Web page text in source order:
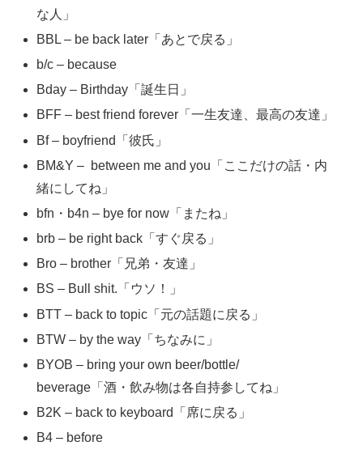
な人」
BBL – be back later「あとで戻る」
b/c – because
Bday – Birthday「誕生日」
BFF – best friend forever「一生友達、最高の友達」
Bf – boyfriend「彼氏」
BM&Y – between me and you「ここだけの話・内
緒にしてね」
bfn・b4n – bye for now「またね」
brb – be right back「すぐ戻る」
Bro – brother「兄弟・友達」
BS – Bull shit.「ウソ！」
BTT – back to topic「元の話題に戻る」
BTW – by the way「ちなみに」
BYOB – bring your own beer/bottle/
beverage「酒・飲み物は各自持参してね」
B2K – back to keyboard「席に戻る」
B4 – before